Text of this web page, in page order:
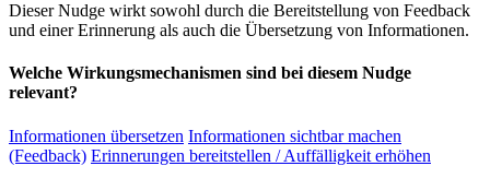
Dieser Nudge wirkt sowohl durch die Bereitstellung von Feedback
und einer Erinnerung als auch die Übersetzung von Informationen.
Welche Wirkungsmechanismen sind bei diesem Nudge
relevant?
Informationen übersetzen Informationen sichtbar machen
(Feedback) Erinnerungen bereitstellen / Auffälligkeit erhöhen